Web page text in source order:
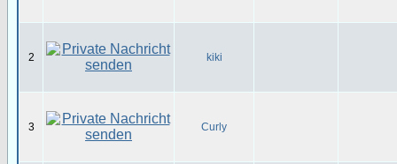
2 kiki
3 Curly